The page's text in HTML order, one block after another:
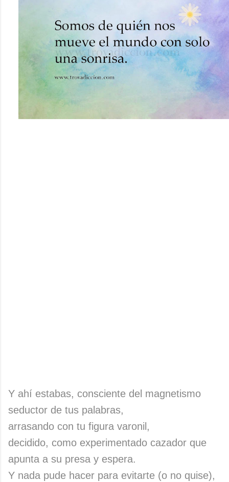
Y ahí estabas, consciente del magnetismo
seductor de tus palabras,
arrasando con tu figura varonil,
decidido, como experimentado cazador que
apunta a su presa y espera.
Y nada pude hacer para evitarte (o no quise),